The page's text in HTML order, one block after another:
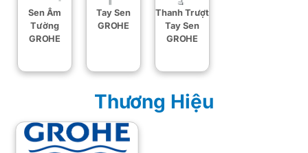
Sen Âm
Tường
GROHE
Tay Sen
GROHE
Thanh Trượt
Tay Sen
GROHE
Thương Hiệu